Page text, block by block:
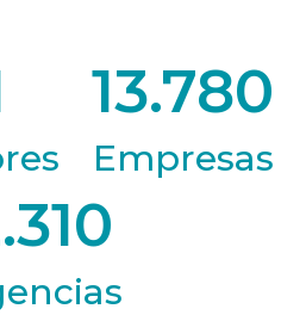
13.780
Empresas